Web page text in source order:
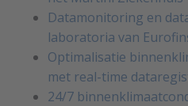
Datamonitoring en
laboratoria van
Optimalisatie
met real-time
24/7